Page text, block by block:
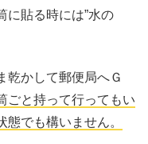
に貼る時には”水の
乾かして郵便局へＧ
ごと持って行ってもい
でも構いません。